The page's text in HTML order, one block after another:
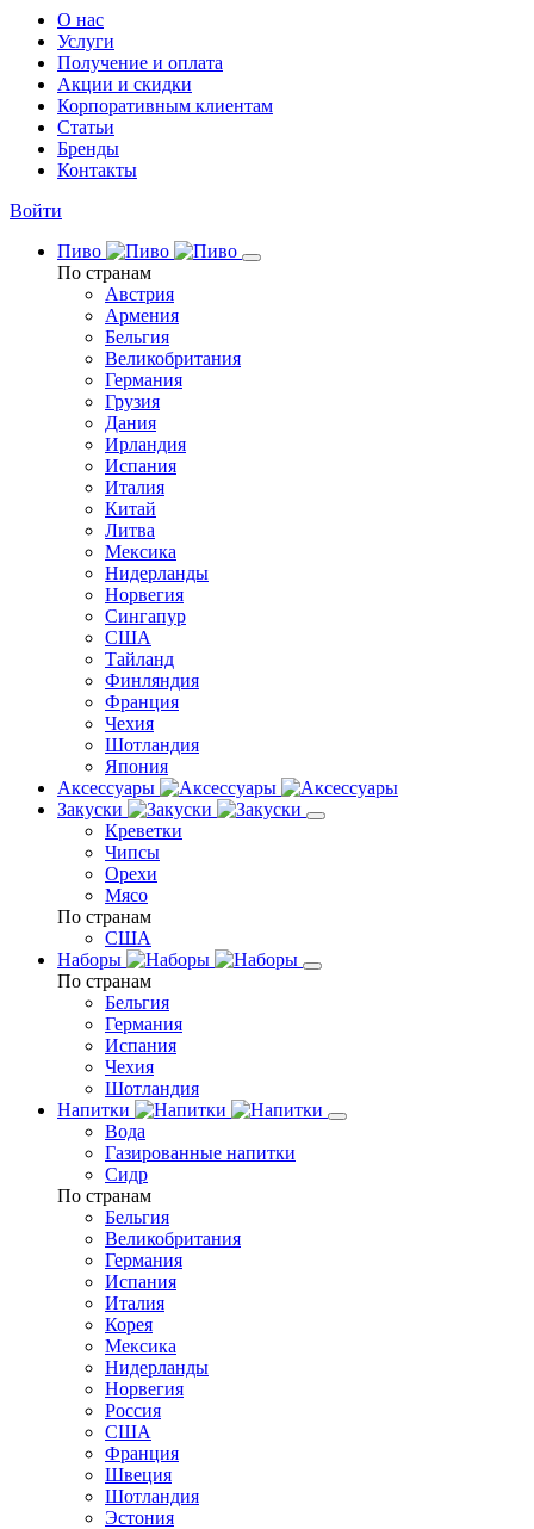
О нас
Услуги
Получение и оплата
Акции и скидки
Корпоративным клиентам
Статьи
Бренды
Контакты
Войти
Пиво
По странам
Австрия
Армения
Бельгия
Великобритания
Германия
Грузия
Дания
Ирландия
Испания
Италия
Китай
Литва
Мексика
Нидерланды
Норвегия
Сингапур
США
Тайланд
Финляндия
Франция
Чехия
Шотландия
Япония
Аксессуары
Закуски
Креветки
Чипсы
Орехи
Мясо
По странам
США
Наборы
По странам
Бельгия
Германия
Испания
Чехия
Шотландия
Напитки
Вода
Газированные напитки
Сидр
По странам
Бельгия
Великобритания
Германия
Испания
Италия
Корея
Мексика
Нидерланды
Норвегия
Россия
США
Франция
Швеция
Шотландия
Эстония